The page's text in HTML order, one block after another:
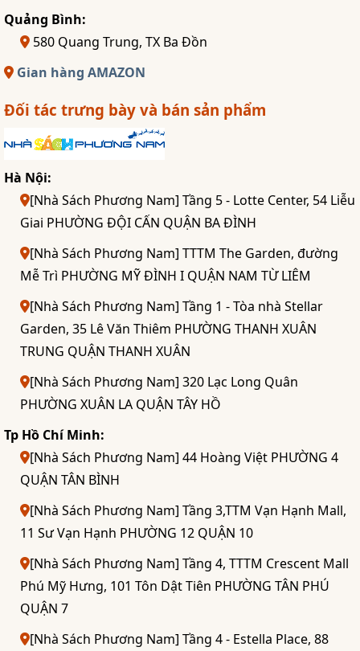
Quảng Bình:
580 Quang Trung, TX Ba Đồn
Gian hàng AMAZON
Đối tác trưng bày và bán sản phẩm
Hà Nội:
[Nhà Sách Phương Nam] Tầng 5 - Lotte Center, 54 Liễu
Giai PHƯỜNG ĐỘI CẤN QUẬN BA ĐÌNH
[Nhà Sách Phương Nam] TTTM The Garden, đường
Mễ Trì PHƯỜNG MỸ ĐÌNH I QUẬN NAM TỪ LIÊM
[Nhà Sách Phương Nam] Tầng 1 - Tòa nhà Stellar
Garden, 35 Lê Văn Thiêm PHƯỜNG THANH XUÂN
TRUNG QUẬN THANH XUÂN
[Nhà Sách Phương Nam] 320 Lạc Long Quân
PHƯỜNG XUÂN LA QUẬN TÂY HỒ
Tp Hồ Chí Minh:
[Nhà Sách Phương Nam] 44 Hoàng Việt PHƯỜNG 4
QUẬN TÂN BÌNH
[Nhà Sách Phương Nam] Tầng 3,TTM Vạn Hạnh Mall,
11 Sư Vạn Hạnh PHƯỜNG 12 QUẬN 10
[Nhà Sách Phương Nam] Tầng 4, TTTM Crescent Mall
Phú Mỹ Hưng, 101 Tôn Dật Tiên PHƯỜNG TÂN PHÚ
QUẬN 7
[Nhà Sách Phương Nam] Tầng 4 - Estella Place, 88